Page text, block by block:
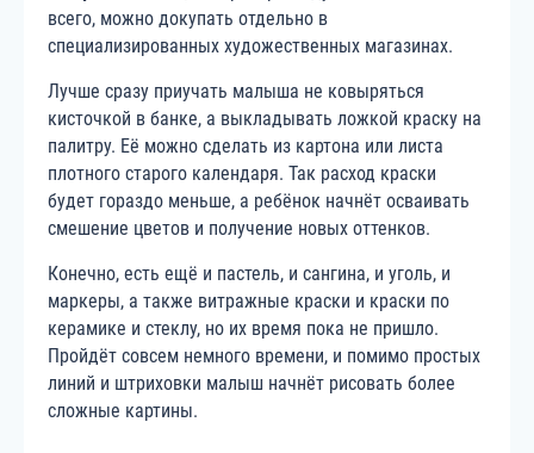
всего, можно докупать отдельно в
специализированных художественных магазинах.
Лучше сразу приучать малыша не ковыряться
кисточкой в банке, а выкладывать ложкой краску на
палитру. Её можно сделать из картона или листа
плотного старого календаря. Так расход краски
будет гораздо меньше, а ребёнок начнёт осваивать
смешение цветов и получение новых оттенков.
Конечно, есть ещё и пастель, и сангина, и уголь, и
маркеры, а также витражные краски и краски по
керамике и стеклу, но их время пока не пришло.
Пройдёт совсем немного времени, и помимо простых
линий и штриховки малыш начнёт рисовать более
сложные картины.